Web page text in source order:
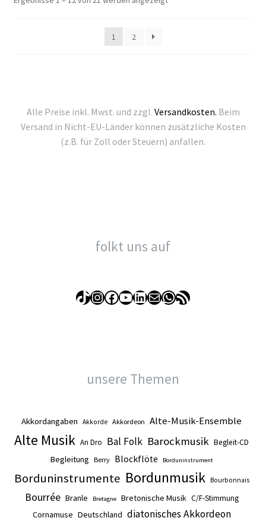
1
2
Alle Preise inkl. Mwst. und zzgl. Versandkosten. Beim
Versand in Nicht-EU-Länder können zusätzliche Kosten
(z.B. für Zoll oder Steuern) anfallen.
folkt uns auf
TikTok
Instagram
Facebook
YouTube
LinkedIn
E-MailWhatsApp
RSS-Feed
unsere Themen
Akkordangaben Akkorde Akkordeon Alte-Musik-Ensemble
Alte Musik An Dro Bal Folk Barockmusik Begleit-CD
Begleitung Berry Blockflöte Borduninstrument
Borduninstrumente Bordunmusik Bourbonnais
Bourrée Branle Bretagne Bretonische Musik C/F-Stimmung
Cornamuse Deutschland diatonisches Akkordeon